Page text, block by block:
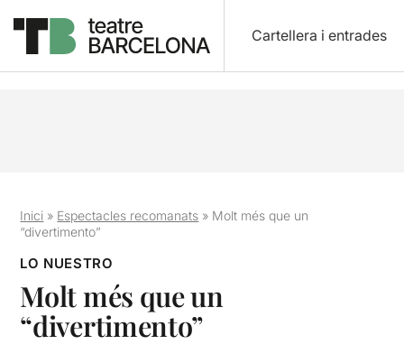
Cartellera i entrades
Inici » Espectacles recomanats » Molt més que un
“divertimento”
LO NUESTRO
Molt més que un
“divertimento”